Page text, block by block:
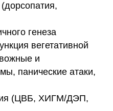
генеза
вегетативной
и
панические атаки,
(ЦВБ, ХИГМ/ДЭП,